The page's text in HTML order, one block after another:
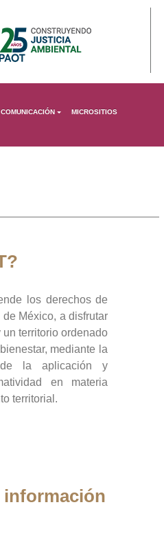
COMUNICACIÓN MICROSITIOS
los derechos de
México, a disfrutar
territorio ordenado
mediante la
la aplicación y
en materia
territorial.
información